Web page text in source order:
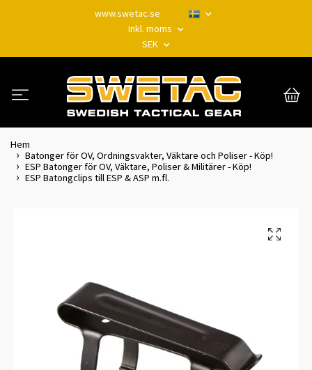
www.swetac.se
Inkl. moms
SEK
Hem
Batonger för OV, Ordningsvakter, Väktare och Poliser - Köp!
ESP Batonger för OV, Väktare, Poliser & Militärer - Köp!
ESP Batongclips till ESP & ASP m.fl.